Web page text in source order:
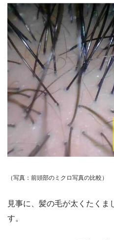
（写真：前頭部のミクロ写真の比較）
見事に、髪の毛が太くたくま
す。